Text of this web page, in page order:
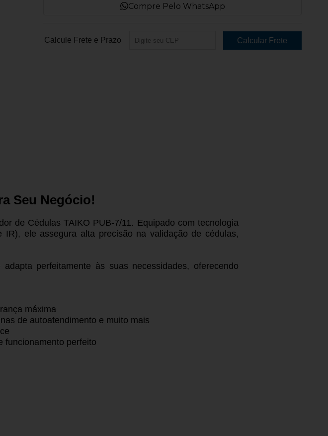
Compre Pelo WhatsApp
Calcule Frete e Prazo
Seu Negócio!
de Cédulas TAIKO PUB-7/11. Equipado com tecnologia
ele assegura alta precisão na validação de cédulas,
perfeitamente às suas necessidades, oferecendo
máxima
de autoatendimento e muito mais
funcionamento perfeito